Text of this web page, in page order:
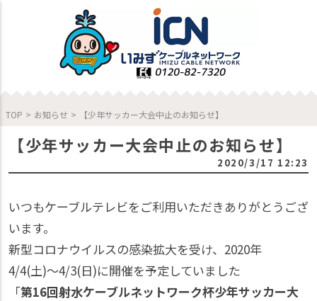
TOP > お知らせ > 【少年サッカー大会中止のお知らせ】
【少年サッカー大会中止のお知らせ】
2020/3/17 12:23
いつもケーブルテレビをご利用いただきありがとうござ
います。
新型コロナウイルスの感染拡大を受け、2020年
4/4(土)〜4/3(日)に開催を予定していました
「第16回射水ケーブルネットワーク杯少年サッカー大